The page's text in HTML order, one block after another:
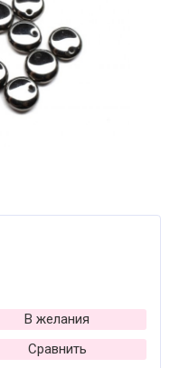
В желания
Сравнить